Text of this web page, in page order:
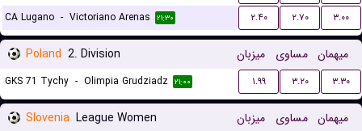
CA Lugano - Victoriano Arenas ۲۱:۳۰ ۲.۴۰ ۲.۷۰ ۳.۰۰
Poland 2. Division میزبان مساوی میهمان
GKS 71 Tychy - Olimpia Grudziadz ۲۱:۰۰ ۱.۹۹ ۳.۲۰ ۳.۳۰
Slovenia League Women میزبان مساوی میهمان